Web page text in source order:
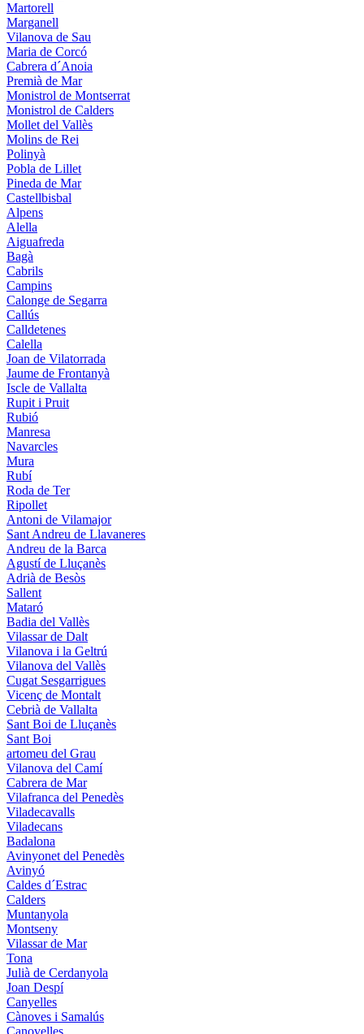
Martorell
Marganell
Vilanova de Sau
Maria de Corcó
Cabrera d´Anoia
Premià de Mar
Monistrol de Montserrat
Monistrol de Calders
Mollet del Vallès
Molins de Rei
Polinyà
Pobla de Lillet
Pineda de Mar
Castellbisbal
Alpens
Alella
Aiguafreda
Bagà
Cabrils
Campins
Calonge de Segarra
Callús
Calldetenes
Calella
Joan de Vilatorrada
Jaume de Frontanyà
Iscle de Vallalta
Rupit i Pruit
Rubió
Manresa
Navarcles
Mura
Rubí
Roda de Ter
Ripollet
Antoni de Vilamajor
Sant Andreu de Llavaneres
Andreu de la Barca
Agustí de Lluçanès
Adrià de Besòs
Sallent
Mataró
Badia del Vallès
Vilassar de Dalt
Vilanova i la Geltrú
Vilanova del Vallès
Cugat Sesgarrigues
Vicenç de Montalt
Cebrià de Vallalta
Sant Boi de Lluçanès
Sant Boi
artomeu del Grau
Vilanova del Camí
Cabrera de Mar
Vilafranca del Penedès
Viladecavalls
Viladecans
Badalona
Avinyonet del Penedès
Avinyó
Caldes d´Estrac
Calders
Muntanyola
Montseny
Vilassar de Mar
Tona
Julià de Cerdanyola
Joan Despí
Canyelles
Cànoves i Samalús